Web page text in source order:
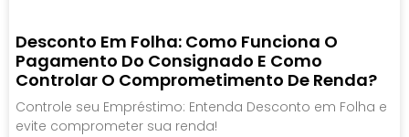
Desconto Em Folha: Como Funciona O
Pagamento Do Consignado E Como
Controlar O Comprometimento De Renda?
Controle seu Empréstimo: Entenda Desconto em Folha e
evite comprometer sua renda!